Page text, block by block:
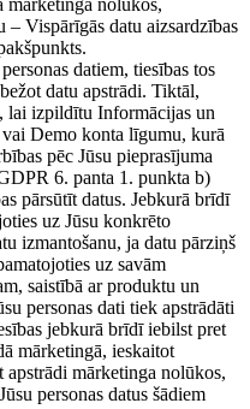
mārketinga nolūkos,
– Vispārīgās datu aizsardzības
datiem, tiesības tos
datu apstrādi. Tiktāl,
lai izpildītu Informācijas un
Demo konta līgumu, kurā
pēc Jūsu pieprasījuma
6. panta 1. punkta b)
pārsūtīt datus. Jebkurā brīdī
uz Jūsu konkrēto
izmantošanu, ja datu pārziņš
uz savām
saistībā ar produktu un
personas dati tiek apstrādāti
jebkurā brīdī iebilst pret
mārketingā, ieskaitot
apstrādi mārketinga nolūkos,
personas datus šādiem